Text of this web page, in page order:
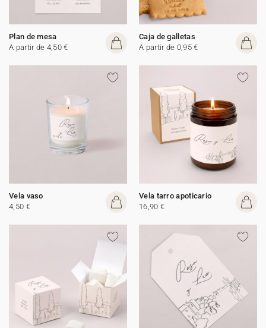
Plan de mesa
A partir de 4,50 €
Caja de galletas
A partir de 0,95 €
Vela vaso
4,50 €
Vela tarro apoticario
16,90 €